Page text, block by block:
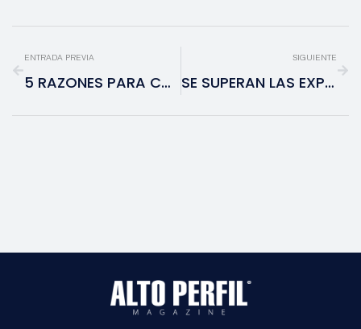
ENTRADA PREVIA
5 RAZONES PARA CONFIAR EN MÉXICO
SIGUIENTE
SE SUPERAN LAS EXPECTATIVAS EN EL TORNEO DE GOLF DE AMEDIRH